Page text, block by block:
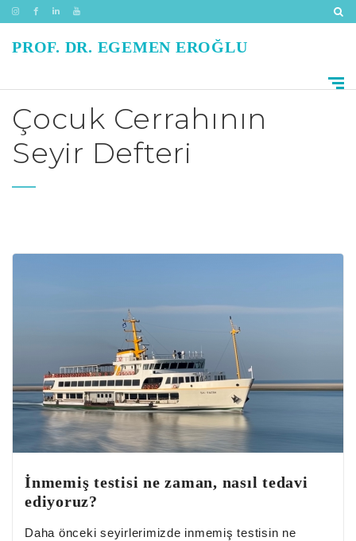
PROF. DR. EGEMEN EROĞLU
Çocuk Cerrahının
Seyir Defteri
İnmemiş testisi ne zaman, nasıl tedavi
ediyoruz?
Daha önceki seyirlerimizde inmemiş testisin ne